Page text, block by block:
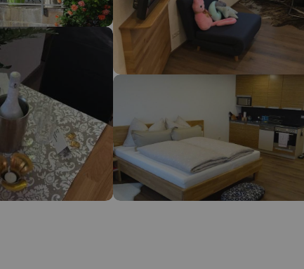
perdeu o seu caminho. Assim que encontrar a sua